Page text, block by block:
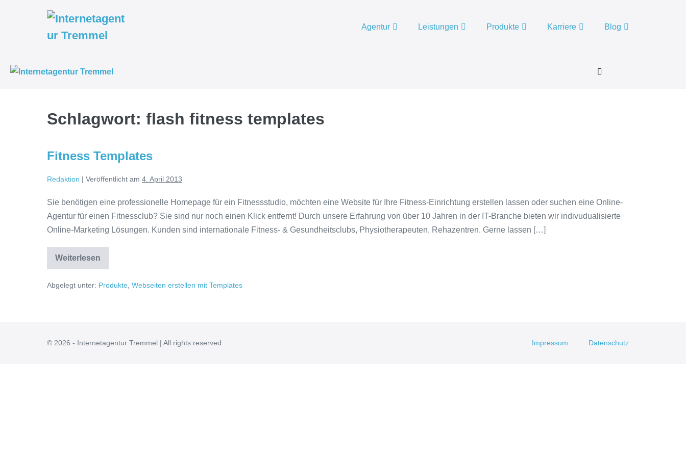
Agentur Leistungen Produkte Karriere Blog
Schlagwort: flash fitness templates
Fitness Templates
Redaktion | Veröffentlicht am 4. April 2013
Sie benötigen eine professionelle Homepage für ein Fitnessstudio, möchten eine Website für Ihre Fitness-Einrichtung erstellen lassen oder suchen eine Online-
Agentur für einen Fitnessclub? Sie sind nur noch einen Klick entfernt! Durch unsere Erfahrung von über 10 Jahren in der IT-Branche bieten wir indivudualisierte
Online-Marketing Lösungen. Kunden sind internationale Fitness- & Gesundheitsclubs, Physiotherapeuten, Rehazentren. Gerne lassen […]
Weiterlesen
Abgelegt unter: Produkte, Webseiten erstellen mit Templates
© 2026 - Internetagentur Tremmel | All rights reserved Impressum Datenschutz